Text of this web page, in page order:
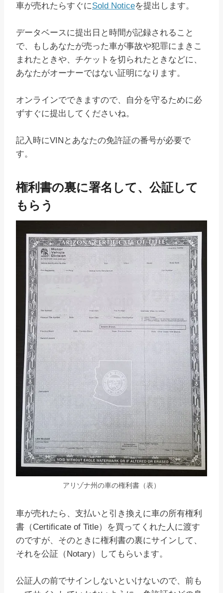
車が売れたらすぐにSold Noticeを提出します。
データベースに提出日と時間が記録されること
で、もしあなたが売った車が事故や犯罪にまきこ
まれたときや、チケットを切られたときなどに、
あなたがオーナーではない証明になります。
オンラインでできますので、自分を守るために必
ずすぐに提出してくださいね。
記入時にVINとあなたの免許証の番号が必要で
す。
権利書の裏に署名して、公証して
もらう
アリゾナ州の車の権利書（表）
車が売れたら、支払いと引き換えに車の所有権利
書（Certificate of Title）を買ってくれた人に渡す
のですが、そのときに権利書の裏にサインして、
それを公証（Notary）してもらいます。
公証人の前でサインしないといけないので、前も